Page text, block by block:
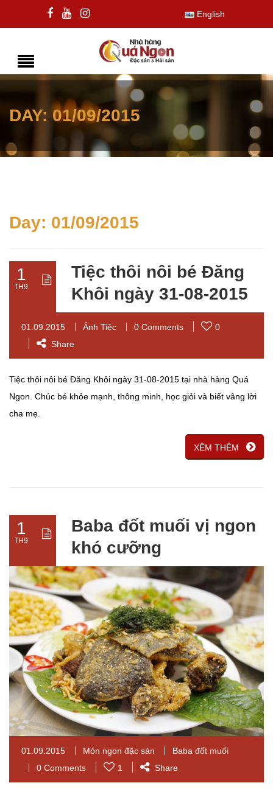
English
DAY:01/09/2015
Day: 01/09/2015
1
TH9
Tiệc thôi nôi bé Đăng
Khôi ngày 31-08-2015
01.09.2015 Ảnh Tiệc 0 Comments
0
Share
Tiệc thôi nôi bé Đăng Khôi ngày 31-08-2015 tại nhà hàng Quá
Ngon. Chúc bé khỏe mạnh, thông minh, học giỏi và biết vâng lời
cha mẹ.
XÊM THÊM
1
TH9
Baba đốt muối vị ngon
khó cưỡng
01.09.2015 Món ngon đặc sản
Baba đốt muối
0 Comments
1 Share